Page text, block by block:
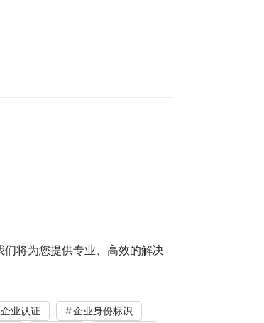
将为您提供专业、高效的解决
企业认证
企业身份标识